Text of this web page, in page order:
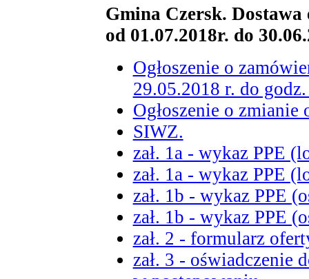
Gmina Czersk.
od 01.07.2018r. do
Ogłoszenie o
29.05.2018 r. do
Ogłoszenie o zmianie
SIWZ.
zał. 1a - wykaz PPE
zał. 1a - wykaz PPE
zał. 1b - wykaz PPE
zał. 1b - wykaz PPE
zał. 2 - formularz
zał. 3 - oświadczenie